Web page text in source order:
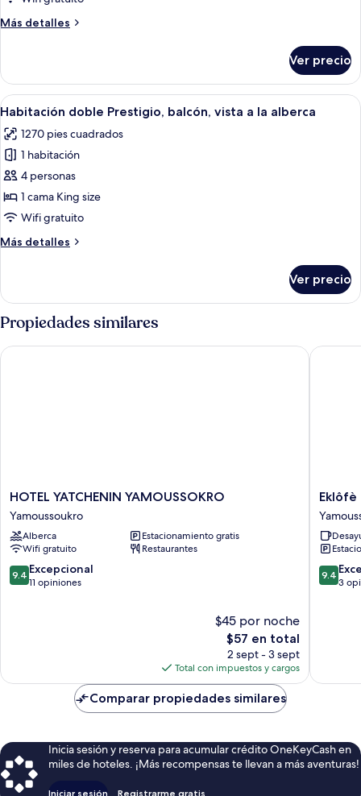
balcón,
vista
Más detalles
Más
senior
doble,
balcón,
al
jardín
Ver precio
Abrir
todas
las
fotos
de
Habitación
doble
balcón,
la
alberca
Una habitación de hotel moderna
26
Habitación doble Prestigio, balcón, vista a la alberca
1270 pies cuadrados
1 habitación
4 personas
1 cama King size
Wifi gratuito
Más detalles
Más
doble
Prestigio,
balcón,
vista
a
Ver precio
Propiedades similares
HOTEL
YATCHENIN
YAMOUSSOKRO
Yamoussoukro
HOTEL YATCHENIN YAMOUSSOKRO
Yamoussoukro
Alberca
Estacionamiento gratis
Wifi gratuito
Restaurantes
9.4
de
9.4 Excepcional
11 opiniones
$45 por noche
El
precio
actual
es
de
$57
$57 en total
2 sept - 3 sept
Total con impuestos y cargos
HOTEL YATCHENIN YAMOUSSOKRO
Eklôfè
Hôtel
Eklôfè
9.4
de
9.4
3
Eklôfè
Comparar propiedades similares
Inicia sesión y reserva para acumular crédito OneKeyCash en
miles de hoteles. ¡Más recompensas te llevan a más aventuras!
Iniciar sesión Registrarme gratis